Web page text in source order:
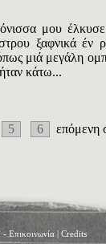
μου
ξαφνικά
όπως μιά μεγάλη
κάτω...
5 6 επόμενη
- Επικοινωνία | Credits